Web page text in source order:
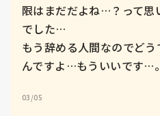
限はまだだよね…？って思
でした…
もう辞める人間なのでど
んですよ…もういいです…
03/05